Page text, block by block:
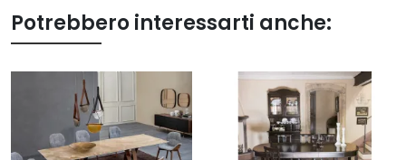
Potrebbero interessarti anche: